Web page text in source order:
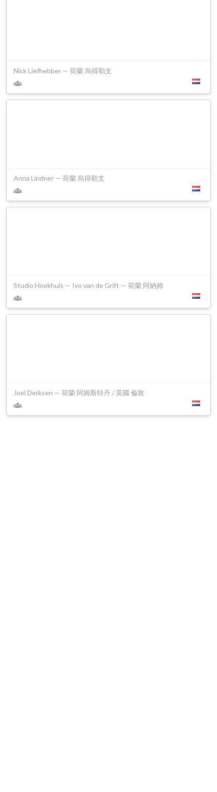
Nick Liefhebber — 荷蘭 烏得勒支
Anna Lindner — 荷蘭 烏得勒支
Studio Hoekhuis — Ivo van de Grift — 荷蘭 阿納姆
Joel Derksen — 荷蘭 阿姆斯特丹 / 英國 倫敦